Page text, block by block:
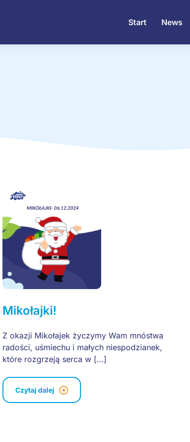
Start News
Mikołajki!
Z okazji Mikołajek życzymy Wam mnóstwa
radości, uśmiechu i małych niespodzianek,
które rozgrzeją serca w […]
Czytaj dalej